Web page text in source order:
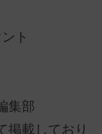
ト
集部
掲載しており